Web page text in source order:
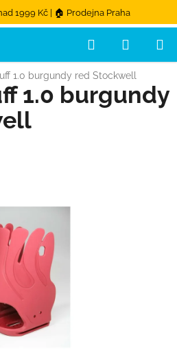
1999 Kč | 🏠 Prodejna Praha
Hledat
1.0 burgundy red Stockwell
1.0 burgundy